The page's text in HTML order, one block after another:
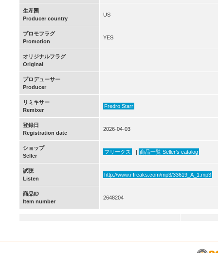
生産国
Producer country
US
プロモフラグ
Promotion
YES
オリジナルフラグ
Original
プロデューサー
Producer
リミキサー
Remixer
Fredro Starr
登録日
Registration date
2026-04-03
ショップ
Seller
フリークス | 商品一覧 Seller’s catalog
試聴
Listen
http://www.i-freaks.com/mp3/33619_A_1.mp3
商品ID
Item number
2648204